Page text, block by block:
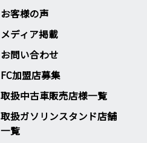
お客様の声
メディア掲載
お問い合わせ
FC加盟店募集
取扱中古車販売店様一覧
取扱ガソリンスタンド店舗
一覧